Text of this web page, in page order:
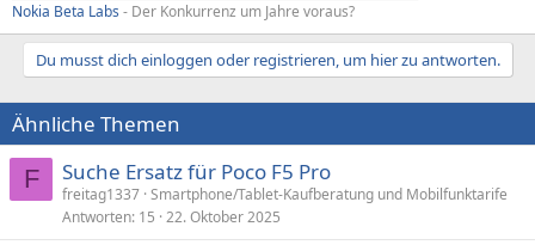
Nokia Beta Labs - Der Konkurrenz um Jahre voraus?
Du musst dich einloggen oder registrieren, um hier zu antworten.
Ähnliche Themen
F Suche Ersatz für Poco F5 Pro
freitag1337 Smartphone/Tablet-Kaufberatung und Mobilfunktarife
Antworten 15 22. Oktober 2025